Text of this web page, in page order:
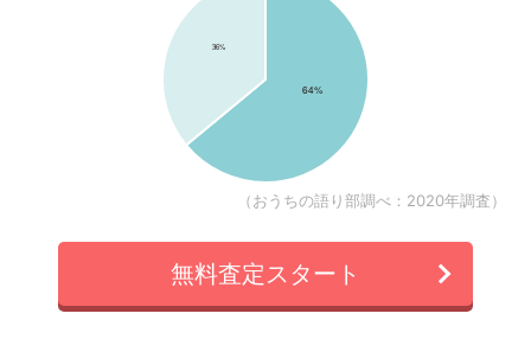
（おうちの語り部調べ：2020年調査）
無料査定スタート